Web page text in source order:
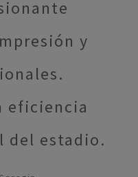
y
eficiencia
del estadio.